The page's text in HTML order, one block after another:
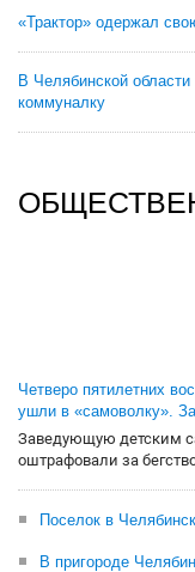
«Трактор» одержал
В Челябинской
коммуналку
Четверо пятилетних
ушли в «самоволку».
Заведующую детским
оштрафовали за
Поселок в
В пригороде